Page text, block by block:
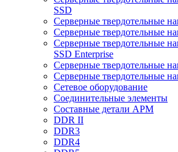
SSD
Cерверные твердотельные
Cерверные твердотельные
Cерверные твердотельные
SSD Enterprise
Cерверные твердотельные
Cерверные твердотельные
Cетевое оборудование
Cоединительные элементы
Cоставные детали АРМ
DDR II
DDR3
DDR4